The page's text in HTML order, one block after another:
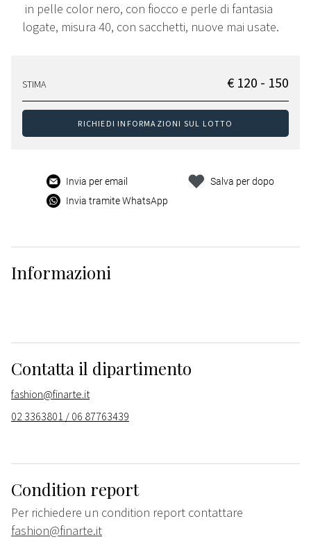
in pelle color nero, con fiocco e perle di fantasia
logate, misura 40, con sacchetti, nuove mai usate.
STIMA € 120 - 150
RICHIEDI INFORMAZIONI SUL LOTTO
Invia per email
Invia tramite WhatsApp
Salva per dopo
Informazioni
Contatta il dipartimento
fashion@finarte.it
02 3363801 / 06 87763439
Condition report
Per richiedere un condition report contattare
fashion@finarte.it